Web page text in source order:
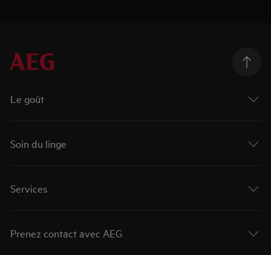
Le goût
Soin du linge
Services
Prenez contact avec AEG